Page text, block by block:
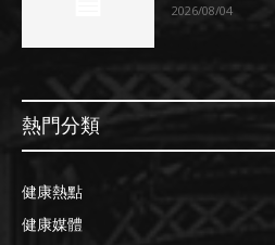
2026/08/04
熱門分類
健康熱點
健康媒體